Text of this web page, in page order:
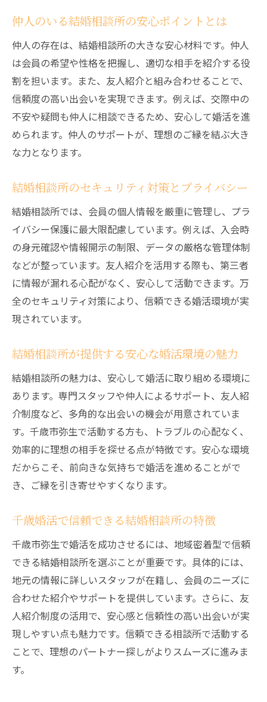
仲人のいる結婚相談所の安心ポイントとは
仲人の存在は、結婚相談所の大きな安心材料です。仲人
は会員の希望や性格を把握し、適切な相手を紹介する役
割を担います。また、友人紹介と組み合わせることで、
信頼度の高い出会いを実現できます。例えば、交際中の
不安や疑問も仲人に相談できるため、安心して婚活を進
められます。仲人のサポートが、理想のご縁を結ぶ大き
な力となります。
結婚相談所のセキュリティ対策とプライバシー
結婚相談所では、会員の個人情報を厳重に管理し、プラ
イバシー保護に最大限配慮しています。例えば、入会時
の身元確認や情報開示の制限、データの厳格な管理体制
などが整っています。友人紹介を活用する際も、第三者
に情報が漏れる心配がなく、安心して活動できます。万
全のセキュリティ対策により、信頼できる婚活環境が実
現されています。
結婚相談所が提供する安心な婚活環境の魅力
結婚相談所の魅力は、安心して婚活に取り組める環境に
あります。専門スタッフや仲人によるサポート、友人紹
介制度など、多角的な出会いの機会が用意されていま
す。千歳市弥生で活動する方も、トラブルの心配なく、
効率的に理想の相手を探せる点が特徴です。安心な環境
だからこそ、前向きな気持ちで婚活を進めることがで
き、ご縁を引き寄せやすくなります。
千歳婚活で信頼できる結婚相談所の特徴
千歳市弥生で婚活を成功させるには、地域密着型で信頼
できる結婚相談所を選ぶことが重要です。具体的には、
地元の情報に詳しいスタッフが在籍し、会員のニーズに
合わせた紹介やサポートを提供しています。さらに、友
人紹介制度の活用で、安心感と信頼性の高い出会いが実
現しやすい点も魅力です。信頼できる相談所で活動する
ことで、理想のパートナー探しがよりスムーズに進みま
す。